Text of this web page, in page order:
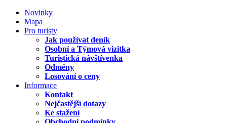
Novinky
Mapa
Pro turisty
Jak používat deník
Osobní a Týmová vizitka
Turistická návštívenka
Odměny
Losování o ceny
Informace
Kontakt
Nejčastější dotazy
Ke stažení